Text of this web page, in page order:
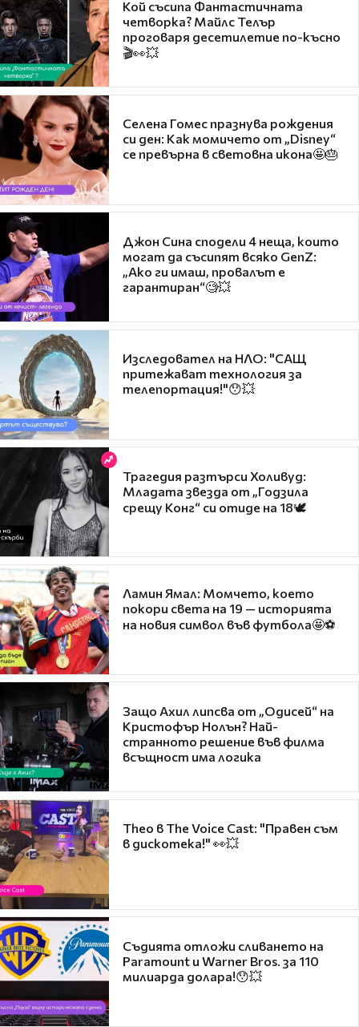
Кой съсипа Фантастичната
четворка? Майлс Телър
проговаря десетилетие по-късно
🎬👀💥
Селена Гомес празнува рождения
си ден: Как момичето от „Disney“
се превърна в световна икона🤩🎂
Джон Сина сподели 4 неща, които
могат да съсипят всяко GenZ:
„Ако ги имаш, провалът е
гарантиран“🧐💥
Изследовател на НЛО: "САЩ
притежават технология за
телепортация!"😯💥
Трагедия разтърси Холивуд:
Младата звезда от „Годзила
срещу Конг“ си отиде на 18🕊️
Ламин Ямал: Момчето, което
покори света на 19 — историята
на новия символ във футбола🤩⚽
Защо Ахил липсва от „Одисей“ на
Кристофър Нолън? Най-
странното решение във филма
всъщност има логика
Theo в The Voice Cast: "Правен съм
в дискотека!" 👀💥
Съдията отложи сливането на
Paramount и Warner Bros. за 110
милиарда долара!😯💥